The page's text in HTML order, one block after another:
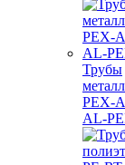
Трубы
PEX-
AL-